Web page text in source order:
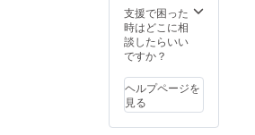
希望の
お名前
をご記
入くだ
（※労働
組合と
いう性
質上、
Uaas
1000円
で【あ
なたの
前】と
【宣伝
したい
活動】
支援で困った
時はどこに相
談したらいい
ですか？
ヘルプページを
見る